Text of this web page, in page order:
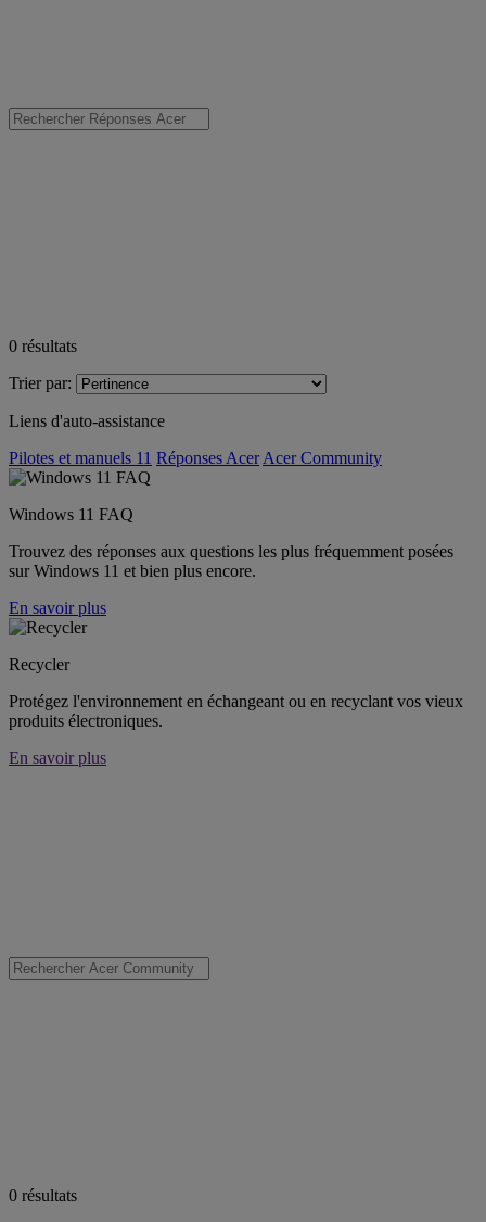
0 résultats
Trier par:
Liens d'auto-assistance
Pilotes et manuels 11 Réponses Acer Acer Community
Windows 11 FAQ
Trouvez des réponses aux questions les plus fréquemment posées
sur Windows 11 et bien plus encore.
En savoir plus
Recycler
Protégez l'environnement en échangeant ou en recyclant vos vieux
produits électroniques.
En savoir plus
0 résultats